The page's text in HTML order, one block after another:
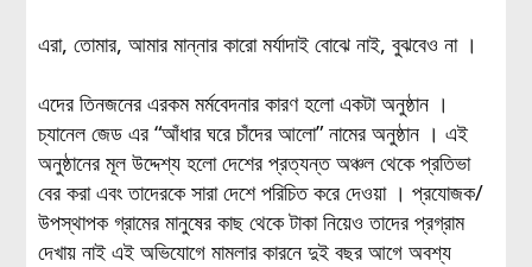
এরা, তোমার, আমার মান্নার কারো মর্যাদাই বোঝে নাই, বুঝবেও না ।
এদের তিনজনের এরকম মর্মবেদনার কারণ হলো একটা অনুষ্ঠান ।
চ্যানেল জেড এর “আঁধার ঘরে চাঁদের আলো” নামের অনুষ্ঠান । এই
অনুষ্ঠানের মূল উদ্দেশ্য হলো দেশের প্রত্যন্ত অঞ্চল থেকে প্রতিভা
বের করা এবং তাদেরকে সারা দেশে পরিচিত করে দেওয়া । প্রযোজক/
উপস্থাপক গ্রামের মানুষের কাছ থেকে টাকা নিয়েও তাদের প্রগ্রাম
দেখায় নাই এই অভিযোগে মামলার কারনে দুই বছর আগে অবশ্য